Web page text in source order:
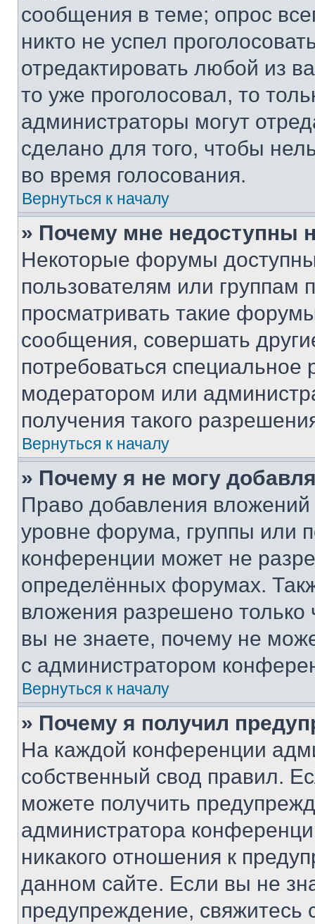
сообщения в теме; опрос
никто не успел
отредактировать любой из
то уже проголосовал, то
администраторы могут
сделано для того, чтобы
во время голосования.
Вернуться к началу
» Почему мне недоступны
Некоторые форумы
пользователям или группам
просматривать такие
сообщения, совершать
потребоваться
модератором или
получения такого
Вернуться к началу
» Почему я не могу
Право добавления
уровне форума, группы или
конференции может не
определённых форумах.
вложения разрешено
вы не знаете, почему не
с администратором
Вернуться к началу
» Почему я получил
На каждой конференции
собственный свод правил.
можете получить
администратора
никакого отношения к
данном сайте. Если вы не
предупреждение,